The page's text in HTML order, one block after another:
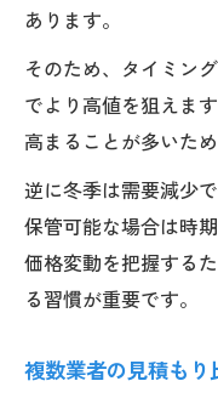
あります。
そのため、タイミン
でより高値を狙えま
高まることが多いた
逆に冬季は需要減少
保管可能な場合は時
価格変動を把握する
る習慣が重要です。
複数業者の見積もり